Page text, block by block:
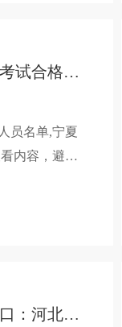
2020年宁夏二级结构工程师考试合格名单已公布
员名单,宁夏
内容，避免
望对大家有
2020年河北二建成绩查询入口：河北人事考试网